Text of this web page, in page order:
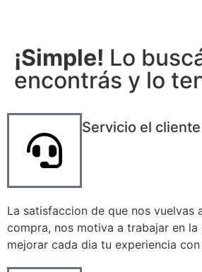
¡Simple! Lo
encontrás y lo
Servicio el cliente
La satisfaccion de que nos vuelvas
compra, nos motiva a trabajar en la
mejorar cada dia tu experiencia